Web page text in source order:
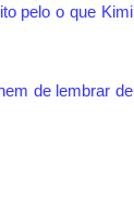
pelo o que Kimi
de lembrar de